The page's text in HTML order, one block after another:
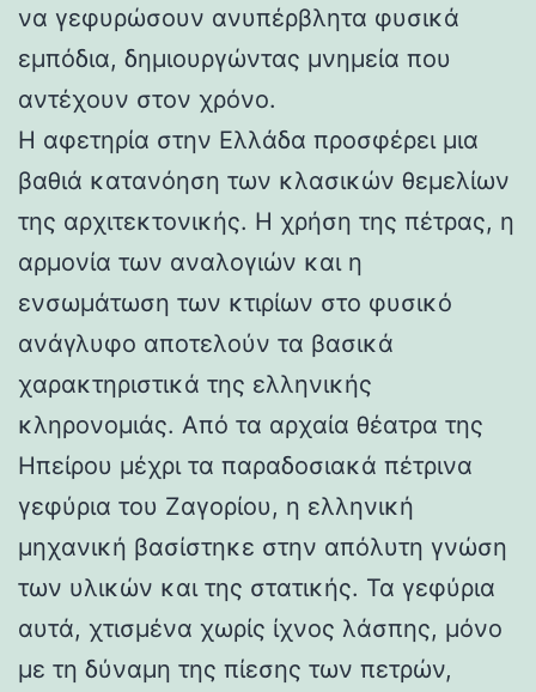
να γεφυρώσουν ανυπέρβλητα φυσικά
εμπόδια, δημιουργώντας μνημεία που
αντέχουν στον χρόνο.
Η αφετηρία στην Ελλάδα προσφέρει μια
βαθιά κατανόηση των κλασικών θεμελίων
της αρχιτεκτονικής. Η χρήση της πέτρας, η
αρμονία των αναλογιών και η
ενσωμάτωση των κτιρίων στο φυσικό
ανάγλυφο αποτελούν τα βασικά
χαρακτηριστικά της ελληνικής
κληρονομιάς. Από τα αρχαία θέατρα της
Ηπείρου μέχρι τα παραδοσιακά πέτρινα
γεφύρια του Ζαγορίου, η ελληνική
μηχανική βασίστηκε στην απόλυτη γνώση
των υλικών και της στατικής. Τα γεφύρια
αυτά, χτισμένα χωρίς ίχνος λάσπης, μόνο
με τη δύναμη της πίεσης των πετρών,